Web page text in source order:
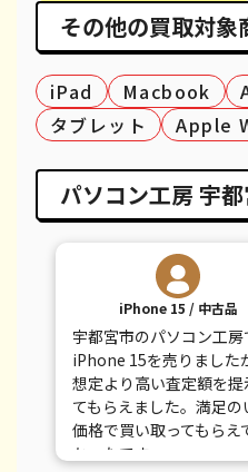
iPhone X
iPhone 8
iPhone 7 Plus
都度見積(
都度見積(
都度見積(
その他の買取対象
iPad Macbook
タブレット
Apple
パソコン工房 宇
iPhone 15 / 中古品
宇都宮市のパソコン工房
iPhone 15を売りました
想定より高い査定額を提
てもらえました。満足の
価格で買い取ってもらえ
かったです。